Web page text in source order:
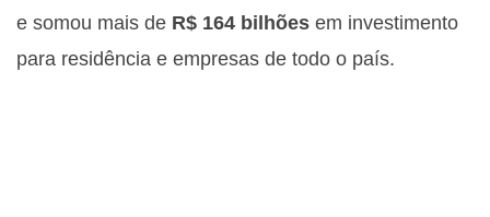
e somou mais de R$ 164 bilhões em investimento
para residência e empresas de todo o país.